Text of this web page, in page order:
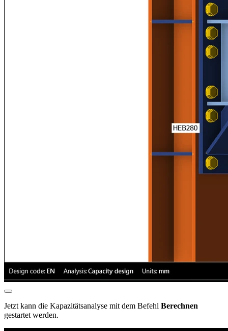
Jetzt kann die Kapazitätsanalyse mit dem Befehl Berechnen
gestartet werden.